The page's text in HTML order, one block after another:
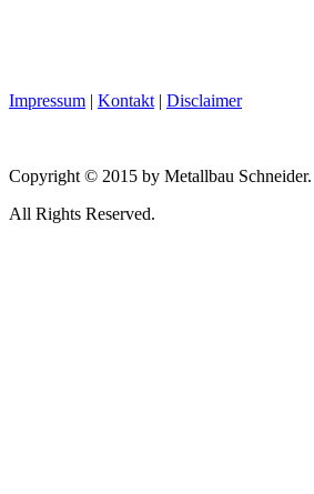
Impressum | Kontakt | Disclaimer
Copyright © 2015 by Metallbau Schneider.
All Rights Reserved.